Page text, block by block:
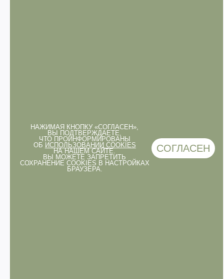
НАЖИМАЯ КНОПКУ «СОГЛАСЕН»,
ВЫ ПОДТВЕРЖДАЕТЕ,
ЧТО ПРОИНФОРМИРОВАНЫ
ОБ ИСПОЛЬЗОВАНИИ COOKIES
НА НАШЕМ САЙТЕ.
ВЫ МОЖЕТЕ ЗАПРЕТИТЬ
СОХРАНЕНИЕ COOKIES В НАСТРОЙКАХ
БРАУЗЕРА.
СОГЛАСЕН